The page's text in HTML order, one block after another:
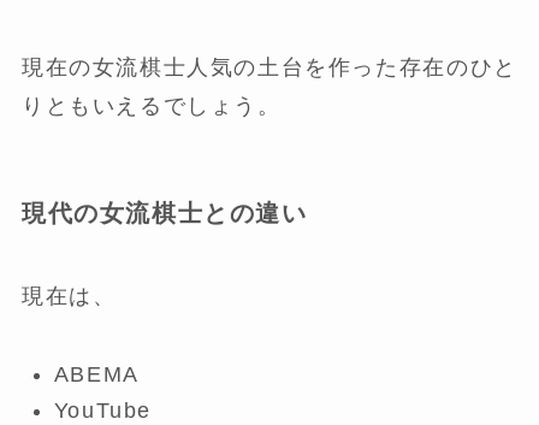
現在の女流棋士人気の土台を作った存在のひと
りともいえるでしょう。
現代の女流棋士との違い
現在は、
ABEMA
YouTube